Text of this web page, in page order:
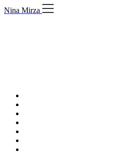
Skip
to
Nina Mirza